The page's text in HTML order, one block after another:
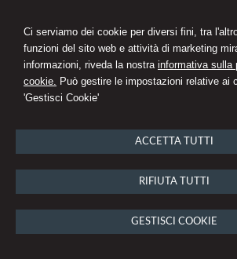
Ci serviamo dei cookie per diversi fini, tra
funzioni del sito web e attività di marketing
informazioni, riveda la nostra informativa sulla
cookie. Può gestire le impostazioni relative ai
'Gestisci Cookie'
ACCETTA TUTTI
RIFIUTA TUTTI
GESTISCI COOKIE